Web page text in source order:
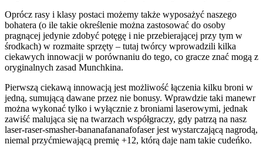
Oprócz rasy i klasy postaci możemy także wyposażyć naszego
bohatera (o ile takie określenie można zastosować do osoby
pragnącej jedynie zdobyć potęgę i nie przebierającej przy tym w
środkach) w rozmaite sprzęty – tutaj twórcy wprowadzili kilka
ciekawych innowacji w porównaniu do tego, co gracze znać mogą z
oryginalnych zasad Munchkina.
Pierwszą ciekawą innowacją jest możliwość łączenia kilku broni w
jedną, sumującą dawane przez nie bonusy. Wprawdzie taki manewr
można wykonać tylko i wyłącznie z broniami laserowymi, jednak
zawiść malująca się na twarzach współgraczy, gdy patrzą na nasz
laser-raser-smasher-bananafananafofaser jest wystarczającą nagrodą,
niemal przyćmiewającą premię +12, którą daje nam takie cudeńko.